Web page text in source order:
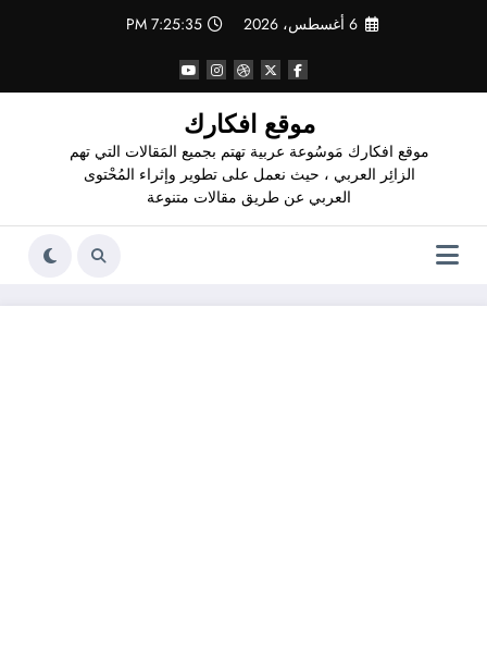
6 أغسطس، 2026 7:25:36 PM
موقع افكارك
موقع افكارك مَوسُوعة عربية تهتم بجميع المَقالات التي تهم
الزائِر العربي ، حيث نعمل على تطوير وإثراء المُحْتوى
العربي عن طريق مقالات متنوعة